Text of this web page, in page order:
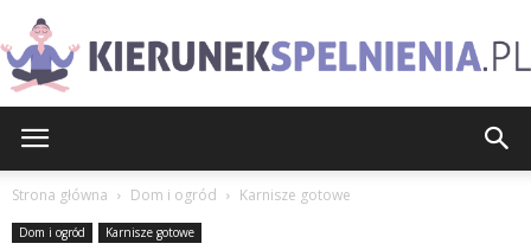
Strona główna Dom i ogród Karnisze gotowe
Dom i ogród Karnisze gotowe